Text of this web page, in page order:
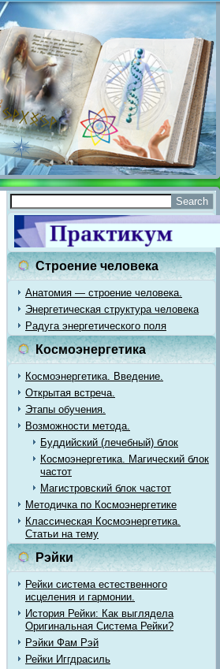
Строение человека
Анатомия — строение человека.
Энергетическая структура человека
Радуга энергетического поля
Космоэнергетика
Космоэнергетика. Введение.
Открытая встреча.
Этапы обучения.
Возможности метода.
Буддийский (лечебный) блок
Космоэнергетика. Магический блок
частот
Магистровский блок частот
Методичка по Космоэнергетике
Классическая Космоэнергетика.
Статьи на тему
Рэйки
Рейки система естественного
исцеления и гармонии.
История Рейки: Как выглядела
Оригинальная Система Рейки?
Рэйки Фам Рэй
Рейки Иггдрасиль